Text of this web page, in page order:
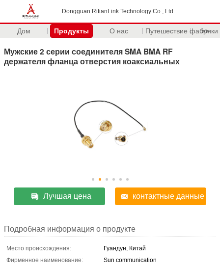
Dongguan RitianLink Technology Co., Ltd.
Дом Продукты О нас Путешествие фабрики
>>
Мужские 2 серии соединителя SMA BMA RF
держателя фланца отверстия коаксиальных
Лучшая цена контактные данные
Подробная информация о продукте
Место происхождения:
Гуандун, Китай
Фирменное наименование:
Sun communication